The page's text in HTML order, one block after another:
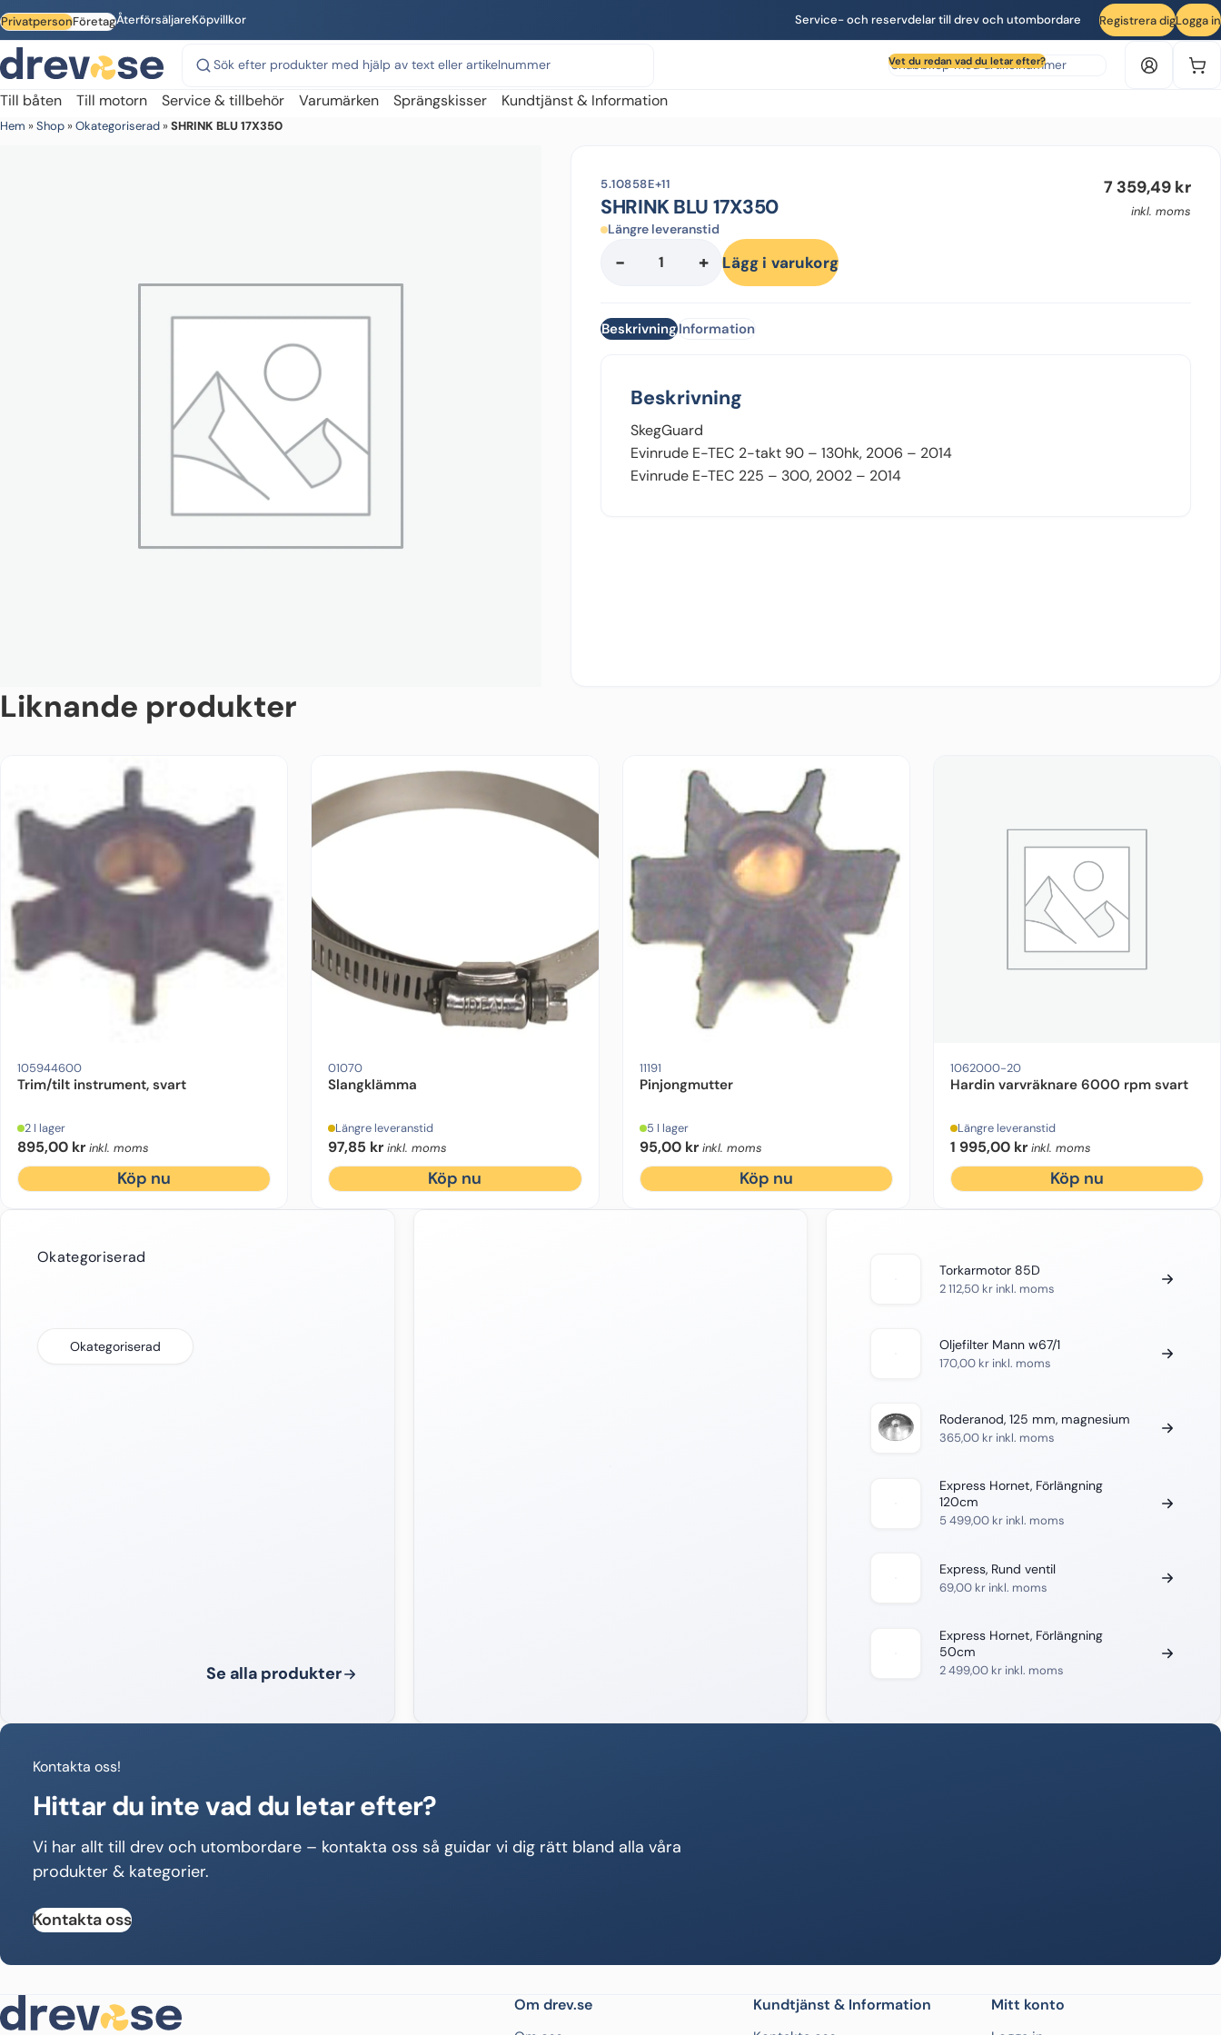
Skip to main content
PrivatpersonFöretagÅterförsäljareKöpvillkor Service- och reservdelar till drev och utombordare Registrera digLogga in
Vet du redan vad du letar efter?
Sök produkt efter artikelnummer
Till båten
Till motorn Service & tillbehör Varumärken Sprängskisser Kundtjänst & Information
Hem »Shop »Okategoriserad »SHRINK BLU 17X350
5.10858E+11
SHRINK BLU 17X350
7 359,49 kr
inkl. moms
Längre leveranstid
-
SHRINK
mängd
+ Lägg i varukorg
BeskrivningInformation
Beskrivning
SkegGuard
Evinrude E-TEC 2-takt 90 – 130hk, 2006 – 2014
Evinrude E-TEC 225 – 300, 2002 – 2014
Liknande produkter
105944600
Trim/tilt instrument, svart
2 I lager
895,00 kr inkl. moms
Köp nu
01070
Slangklämma
Längre leveranstid
97,85 kr inkl. moms
Köp nu
11191
Pinjongmutter
5 I lager
95,00 kr inkl. moms
Köp nu
1062000-20
Hardin varvräknare 6000 rpm svart
Längre leveranstid
1 995,00 kr inkl. moms
Köp nu
Okategoriserad
Okategoriserad
Se alla produkter
Torkarmotor 85D
2 112,50 kr inkl. moms
Oljefilter Mann w67/1
170,00 kr inkl. moms
Roderanod, 125 mm, magnesium
365,00 kr inkl. moms
Express Hornet, Förlängning
120cm
5 499,00 kr inkl. moms
Express, Rund ventil
69,00 kr inkl. moms
Express Hornet, Förlängning
50cm
2 499,00 kr inkl. moms
Kontakta oss!
Hittar du inte vad du letar efter?
Vi har allt till drev och utombordare – kontakta oss så guidar vi dig rätt bland alla våra
produkter & kategorier.
Kontakta oss
Om drev.se Kundtjänst & Information Mitt konto